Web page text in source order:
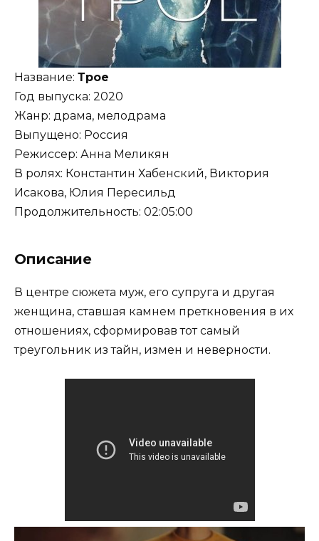
Название: Трое
Год выпуска: 2020
Жанр: драма, мелодрама
Выпущено: Россия
Режиссер: Анна Меликян
В ролях: Константин Хабенский, Виктория
Исакова, Юлия Пересильд
Продолжительность: 02:05:00
Описание
В центре сюжета муж, его супруга и другая
женщина, ставшая камнем преткновения в их
отношениях, сформировав тот самый
треугольник из тайн, измен и неверности.